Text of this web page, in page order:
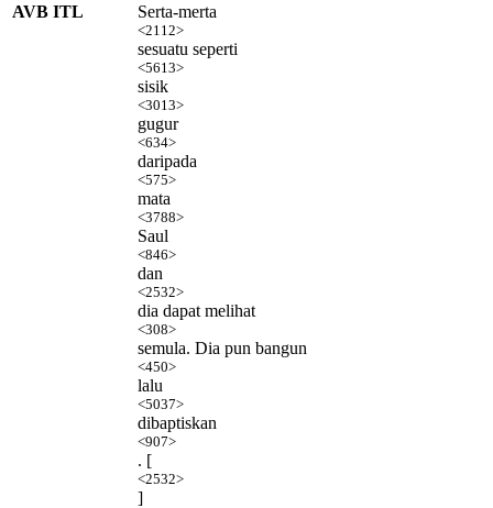
AVB ITL
Serta-merta
<2112>
sesuatu seperti
<5613>
sisik
<3013>
gugur
<634>
daripada
<575>
mata
<3788>
Saul
<846>
dan
<2532>
dia dapat melihat
<308>
semula. Dia pun bangun
<450>
lalu
<5037>
dibaptiskan
<907>
. [
<2532>
]